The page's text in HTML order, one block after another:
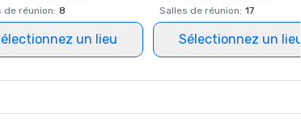
de réunion: 8
un lieu
Salles de réunion: 17
Sélectionnez un lieu